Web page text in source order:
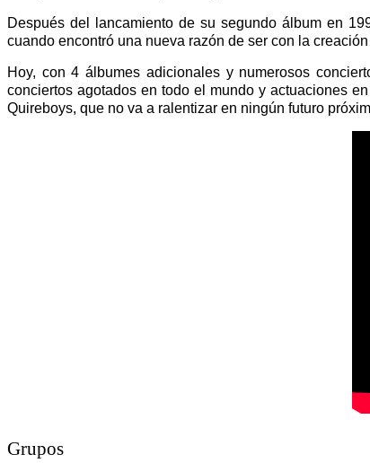
Después del lancamiento de su segundo álbum en
cuando encontró una nueva razón de ser con la creación
Hoy, con 4 álbumes adicionales y numerosos
conciertos agotados en todo el mundo y actuaciones
Quireboys, que no va a ralentizar en ningún futuro
Grupos